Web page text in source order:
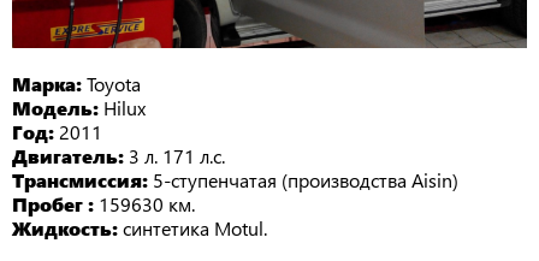
Марка:Toyota
Модель: Hilux
Год: 2011
Двигатель: 3 л. 171 л.с.
Трансмиссия: 5-ступенчатая (производства Aisin)
Пробег : 159630 км.
Жидкость:синтетика Motul.